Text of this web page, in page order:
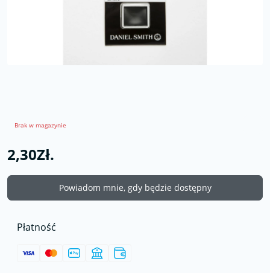
Brak w magazynie
2,30Zł.
Powiadom mnie, gdy będzie dostępny
Płatność